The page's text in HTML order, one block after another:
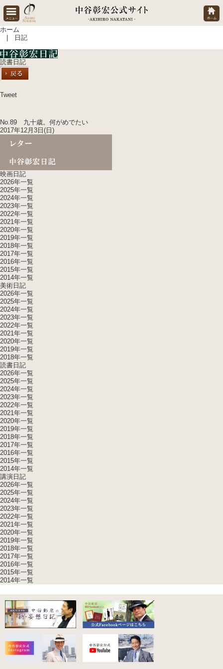
ホーム
| 日記
読書日記
Tweet
No.89 九十歳。何がめでたい
2017年12月3日(日)
映画日記
2026年一覧
2025年一覧
2024年一覧
2023年一覧
2022年一覧
2021年一覧
2020年一覧
2019年一覧
2018年一覧
2017年一覧
2016年一覧
2015年一覧
2014年一覧
美術日記
2026年一覧
2025年一覧
2024年一覧
2023年一覧
2022年一覧
2021年一覧
2020年一覧
2019年一覧
2018年一覧
読書日記
2026年一覧
2025年一覧
2024年一覧
2023年一覧
2022年一覧
2021年一覧
2020年一覧
2019年一覧
2018年一覧
2017年一覧
2016年一覧
2015年一覧
2014年一覧
講演日記
2026年一覧
2025年一覧
2024年一覧
2023年一覧
2022年一覧
2021年一覧
2020年一覧
2019年一覧
2018年一覧
2017年一覧
2016年一覧
2015年一覧
2014年一覧